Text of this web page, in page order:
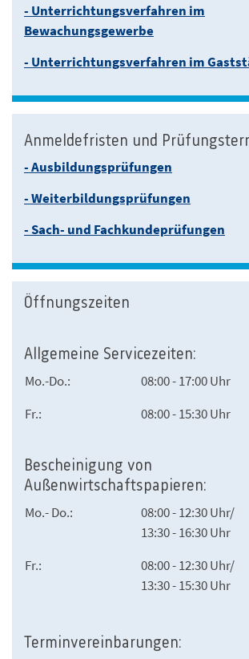
- Unterrichtungsverfahren im
Bewachungsgewerbe
- Unterrichtungsverfahren im
Anmeldefristen und
- Ausbildungsprüfungen
- Weiterbildungsprüfungen
- Sach- und Fachkundeprüfungen
Öffnungszeiten
Allgemeine Servicezeiten:
Mo.-Do.:
08:00 - 17:00 Uhr
Fr.:
08:00 - 15:30 Uhr
Bescheinigung von
Außenwirtschaftspapieren:
Mo.- Do.:
08:00 - 12:30 Uhr/
13:30 - 16:30 Uhr
Fr.:
08:00 - 12:30 Uhr/
13:30 - 15:30 Uhr
Terminvereinbarungen: